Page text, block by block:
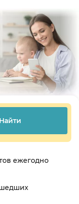
Найти
ежегодно